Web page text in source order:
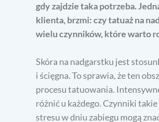
gdy zajdzie taka potrzeba.
klienta, brzmi: czy tatuaż na
wielu czynników, które warto
Skóra na nadgarstku jest
i ścięgna. To sprawia, że ten
procesu tatuowania.
różnić u każdego. Czynniki
stresu w dniu zabiegu mogą